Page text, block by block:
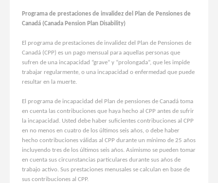
Programa de prestaciones de invalidez del Plan de Pensiones de
Canadá (Canada Pension Plan Disability)
El programa de prestaciones de invalidez del Plan de Pensiones de
Canadá (CPP) es un pago mensual para aquellas personas que
sufren de una incapacidad “grave” y “prolongada”, que les impide
trabajar regularmente, o una incapacidad o enfermedad que puede
resultar en la muerte.
El programa de incapacidad del Plan de pensiones de Canadá toma
en cuenta las contribuciones que haya hecho al CPP antes de sufrir
la incapacidad. Usted debe haber suficientes contribuciones al CPP
en no menos en cuatro de los últimos seis años, o debe haber
hecho contribuciones válidas al CPP durante un mínimo de 25 años
incluyendo tres de los últimos seis años. Asimismo se pueden tomar
en cuenta sus circunstancias particulares durante sus años de
trabajo activo. Sus prestaciones menusales se calculan en base de
sus contribuciones al CPP.